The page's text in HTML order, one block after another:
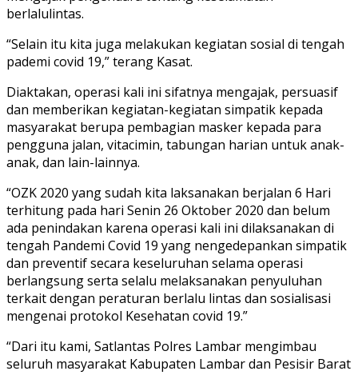
berlalulintas.
“Selain itu kita juga melakukan kegiatan sosial di tengah
pademi covid 19,” terang Kasat.
Diaktakan, operasi kali ini sifatnya mengajak, persuasif
dan memberikan kegiatan-kegiatan simpatik kepada
masyarakat berupa pembagian masker kepada para
pengguna jalan, vitacimin, tabungan harian untuk anak-
anak, dan lain-lainnya.
“OZK 2020 yang sudah kita laksanakan berjalan 6 Hari
terhitung pada hari Senin 26 Oktober 2020 dan belum
ada penindakan karena operasi kali ini dilaksanakan di
tengah Pandemi Covid 19 yang nengedepankan simpatik
dan preventif secara keseluruhan selama operasi
berlangsung serta selalu melaksanakan penyuluhan
terkait dengan peraturan berlalu lintas dan sosialisasi
mengenai protokol Kesehatan covid 19.”
“Dari itu kami, Satlantas Polres Lambar mengimbau
seluruh masyarakat Kabupaten Lambar dan Pesisir Barat